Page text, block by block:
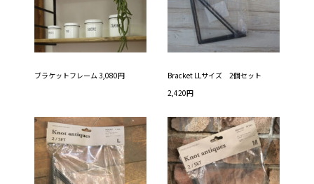
ブラケットフレーム 3,080円
Bracket LLサイズ 2個セット
2,420円